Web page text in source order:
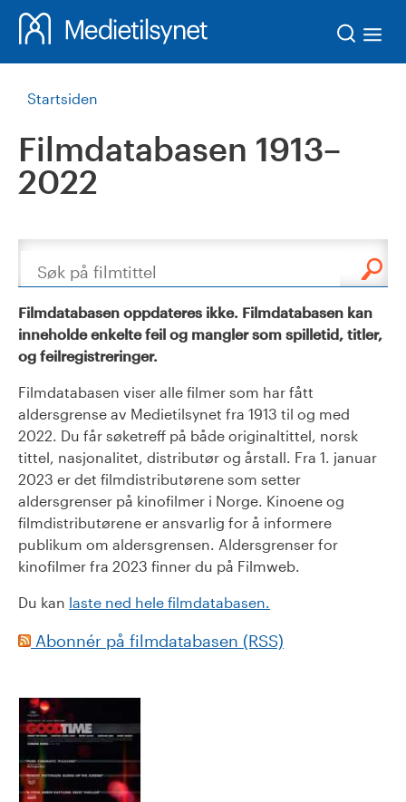
Startsiden
Filmdatabasen 1913–
2022
Søk
Filmdatabasen oppdateres ikke. Filmdatabasen kan
inneholde enkelte feil og mangler som spilletid, titler,
og feilregistreringer.
Filmdatabasen viser alle filmer som har fått
aldersgrense av Medietilsynet fra 1913 til og med
2022. Du får søketreff på både originaltittel, norsk
tittel, nasjonalitet, distributør og årstall. Fra 1. januar
2023 er det filmdistributørene som setter
aldersgrenser på kinofilmer i Norge. Kinoene og
filmdistributørene er ansvarlig for å informere
publikum om aldersgrensen. Aldersgrenser for
kinofilmer fra 2023 finner du på Filmweb.
Du kan laste ned hele filmdatabasen.
Abonnér på filmdatabasen (RSS)